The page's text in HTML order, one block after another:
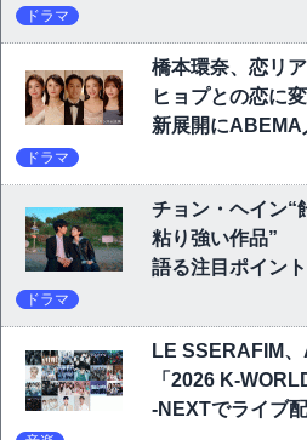
ドラマ
橋本環奈、恋リ
ヒョプとの恋に
新展開にABEMA
ドラマ
チョン・ヘイン“
粘り強い作品”
語る注目ポイン
ドラマ
LE SSERAFIM
「2026 K-
-NEXTでライブ